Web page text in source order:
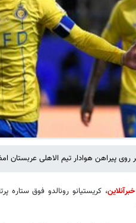
روی پیراهن هوادار تیم الاهلی عربستان
خبرآنلاین، کریستیانو رونالدو فوق ستاره